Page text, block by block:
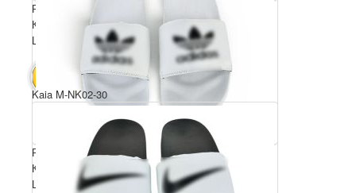
Розмірний ряд: 36-40
Комплектація ящика: 10
Ціна за пару: 5 $
В КОШИК 50 $
Розмірний ряд: 40-45
Комплектація ящика: 6
Ціна за пару: 7.5 $
Kaia M-NK02-30